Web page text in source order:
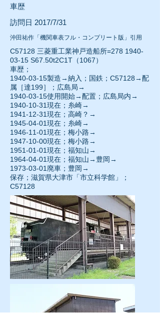
車歴
訪問日 2017/7/31
沖田祐作「機関車表フル・コンプリート版」引用
C57128 三菱重工業神戸造船所=278 1940-
03-15 S67.50t2C1T（1067）
車歴；
1940-03-15製造→納入；国鉄；C57128→配
属［達199］；広島局→
1940-03-15使用開始→配置；広島局内→
1940-10-31現在；糸崎→
1941-12-31現在；高崎？→
1945-04-01現在；糸崎→
1946-11-01現在；梅小路→
1947-10-00現在；梅小路→
1951-01-01現在；福知山→
1964-04-01現在；福知山→豊岡→
1973-03-01 廃車；豊岡→
保存；滋賀県大津市「市立科学館」；
C57128